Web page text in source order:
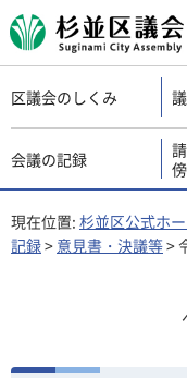
杉並区議会
区議会のしくみ
会議の記録
現在位置: 杉並区公式ホ
記録> 意見書・決議等>